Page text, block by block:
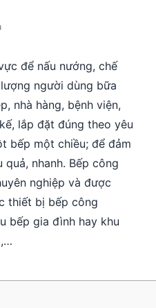
để nấu nướng, chế
người dùng bữa
nhà hàng, bệnh viện,
lắp đặt đúng theo yêu
bếp một chiều; để đảm
quả, nhanh. Bếp công
nghiệp và được
thiết bị bếp công
bếp gia đình hay khu